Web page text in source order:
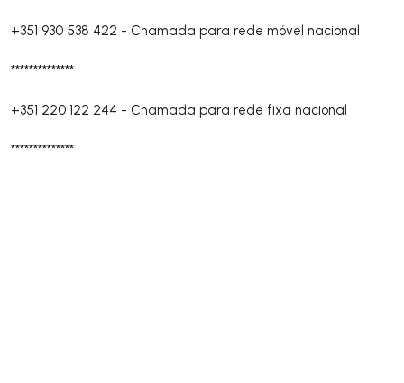
+351 930 538 422 - Chamada para rede móvel nacional
**************
+351 220 122 244 - Chamada para rede fixa nacional
**************